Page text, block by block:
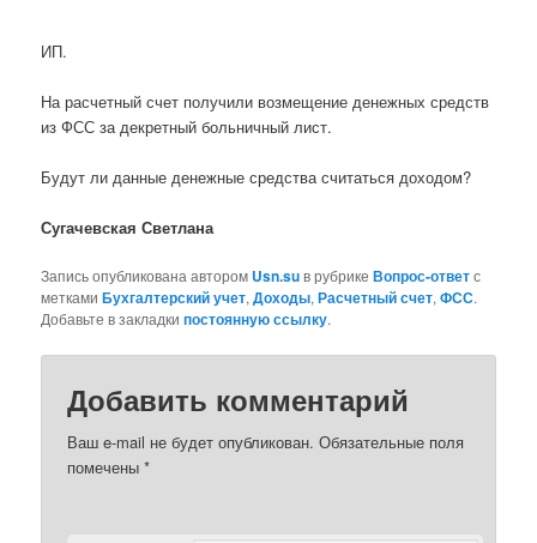
ИП.
На расчетный счет получили возмещение денежных средств
из ФСС за декретный больничный лист.
Будут ли данные денежные средства считаться доходом?
Сугачевская Светлана
Запись опубликована автором Usn.suв рубрикеВопрос-ответс
меткамиБухгалтерский учет,Доходы,Расчетный счет,ФСС.
Добавьте в закладкипостоянную ссылку.
Добавить комментарий
Ваш e-mail не будет опубликован. Обязательные поля
помечены*